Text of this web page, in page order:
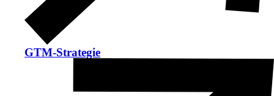
GTM-Strategie